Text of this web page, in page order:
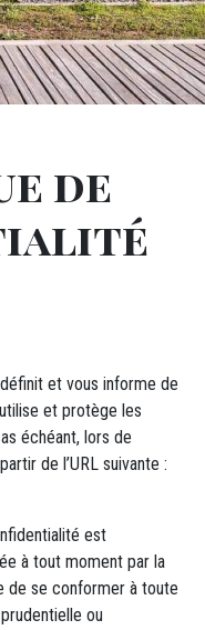
de
et vous informe de
et protège les
échéant, lors de
de l’URL suivante :
est
à tout moment par la
de se conformer à toute
ou